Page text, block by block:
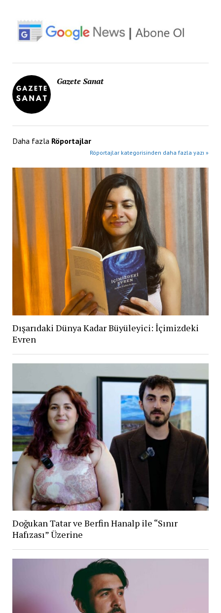
Gazete Sanat
Daha fazla Röportajlar
Röportajlar kategorisinden daha fazla yazı »
Dışarıdaki Dünya Kadar Büyüleyici: İçimizdeki
Evren
Doğukan Tatar ve Berfin Hanalp ile “Sınır
Hafızası” Üzerine